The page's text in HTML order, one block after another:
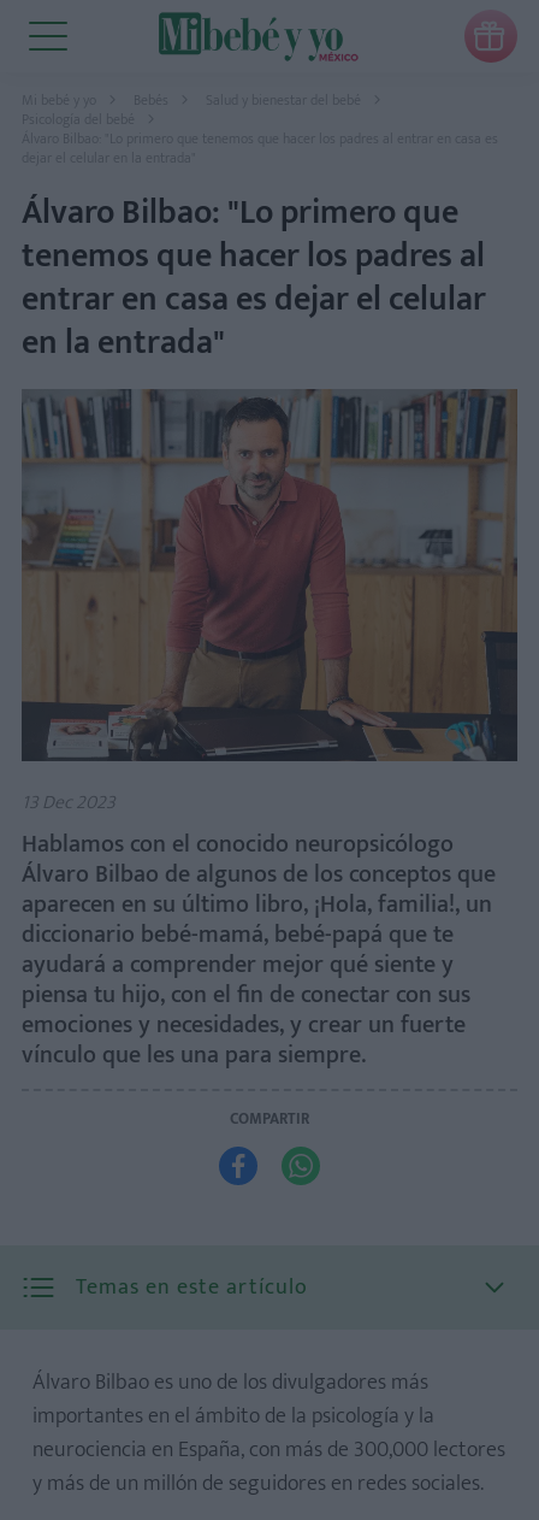

Mi bebé y yo Bebés
Salud y bienestar del bebé
Psicología del bebé
Álvaro Bilbao: "Lo primero que tenemos que hacer los padres al entrar en casa es
dejar el celular en la entrada"
Álvaro Bilbao: "Lo primero que
tenemos que hacer los padres al
entrar en casa es dejar el celular
en la entrada"
13 Dec 2023
Hablamos con el conocido neuropsicólogo
Álvaro Bilbao de algunos de los conceptos que
aparecen en su último libro, ¡Hola, familia!, un
diccionario bebé-mamá, bebé-papá que te
ayudará a comprender mejor qué siente y
piensa tu hijo, con el fin de conectar con sus
emociones y necesidades, y crear un fuerte
vínculo que les una para siempre.
COMPARTIR
 
Temas en este artículo
Álvaro Bilbao es uno de los divulgadores más
importantes en el ámbito de la psicología y la
neurociencia en España, con más de 300,000 lectores
y más de un millón de seguidores en redes sociales.